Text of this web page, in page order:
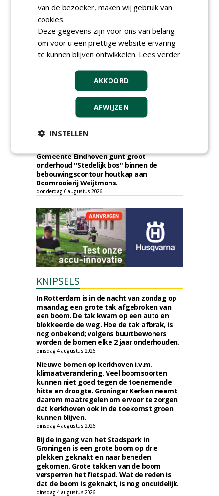
Verhart Groen en Jaro.
Gemeente Tilburg gunt raamovereenkomst
kap en herplant bomen aan J. van Esch.
vrijdag 7 augustus 2026
Gemeente Nissewaard gunt eeheer en
onderhoud openbare verlichting (OVL)
gemeenten Voorne aan Zee en Nissewaard
aan Ünsal Infratechniek.
Gemeente Tilburg gunt ecologische
verbindingszone Zwaluwenbunders en
Groenprojecten
Gemeente Eindhoven gunt groot
onderhoud ''Stedelijk bos'' binnen de
bebouwingscontour houtkap aan
Boomrooierij Weijtmans.
donderdag 6 augustus 2026
KNIPSELS
In Rotterdam is in de nacht van zondag op
maandag een grote tak afgebroken van
een boom. De tak kwam op een auto en
blokkeerde de weg. Hoe de tak afbrak, is
nog onbekend; volgens buurtbewoners
worden de bomen elke 2 jaar onderhouden.
dinsdag 4 augustus 2026
Nieuwe bomen op kerkhoven i.v.m.
klimaatverandering. Veel boomsoorten
kunnen niet goed tegen de toenemende
hitte en droogte. Groninger Kerken neemt
daarom maatregelen om ervoor te zorgen
dat kerkhoven ook in de toekomst groen
kunnen blijven.
dinsdag 4 augustus 2026
Bij de ingang van het Stadspark in
Groningen is een grote boom op drie
plekken geknakt en naar beneden
gekomen. Grote takken van de boom
versperren het fietspad. Wat de reden is
dat de boom is geknakt, is nog onduidelijk.
dinsdag 4 augustus 2026
van de bezoeker, maken wij gebruik van
cookies.
Deze gegevens zijn voor ons van belang
om voor u een prettige website ervaring
te kunnen blijven ontwikkelen. Lees verder
AKKOORD
AFWIJZEN
INSTELLEN